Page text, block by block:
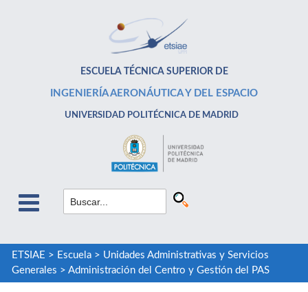
ESCUELA TÉCNICA SUPERIOR DE
INGENIERÍA AERONÁUTICA Y DEL ESPACIO
UNIVERSIDAD POLITÉCNICA DE MADRID
ETSIAE > Escuela> Unidades Administrativas y Servicios
Generales > Administración del Centro y Gestión del PAS